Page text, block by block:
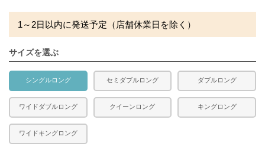
合い掛け布団です。
表地：ポリ100%（ピーチスキン）
裏地：ポリ100%（ピーチスキン）
中綿：ポリ100%
側生地：綿100％ 生成
詰め物：スモールフェザー100％
充填量：0.9kg
1～2日以内に発送予定（店舗休業日を除く）
サイズを選ぶ
シングルロング セミダブルロング ダブルロング
ワイドダブルロング クイーンロング キングロング
ワイドキングロング